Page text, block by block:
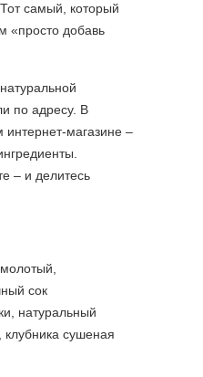
самый, который
«просто добавь
по адресу. В
интернет-магазине –
– и делитесь
сок
натуральный
сушеная